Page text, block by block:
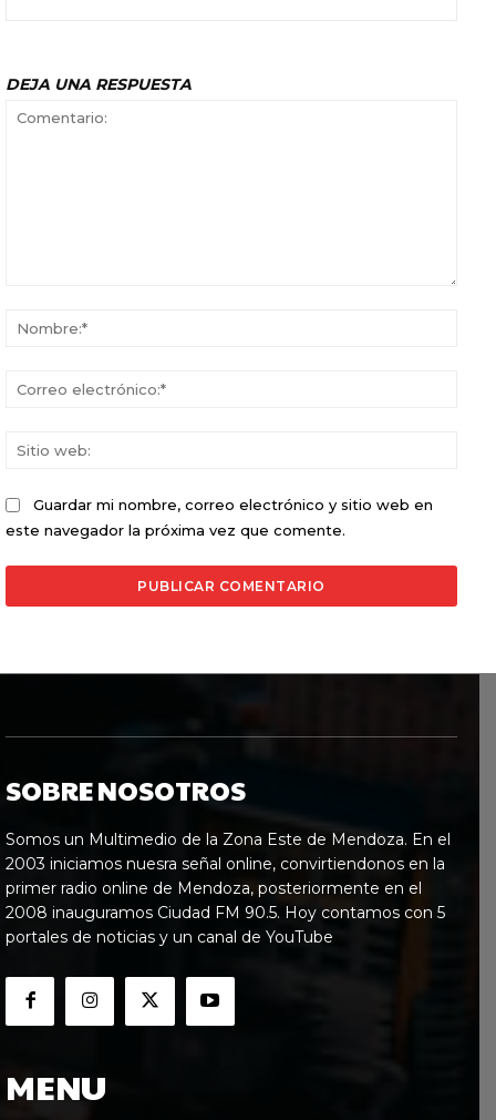
DEJA UNA RESPUESTA
Guardar mi nombre, correo electrónico y sitio web en
este navegador la próxima vez que comente.
SOBRE NOSOTROS
Somos un Multimedio de la Zona Este de Mendoza. En el
2003 iniciamos nuesra señal online, convirtiendonos en la
primer radio online de Mendoza, posteriormente en el
2008 inauguramos Ciudad FM 90.5. Hoy contamos con 5
portales de noticias y un canal de YouTube
MENU